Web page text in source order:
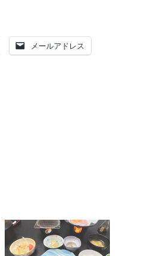
メールアドレス